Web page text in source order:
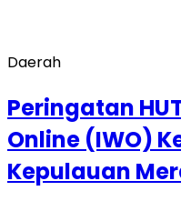
Daerah
Peringatan
Online (IWO)
Kepulauan